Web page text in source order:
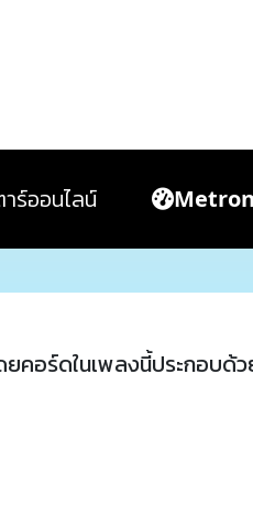
ร์ออนไลน์
ยคอร์ดในเพลงนี้ประกอบด้